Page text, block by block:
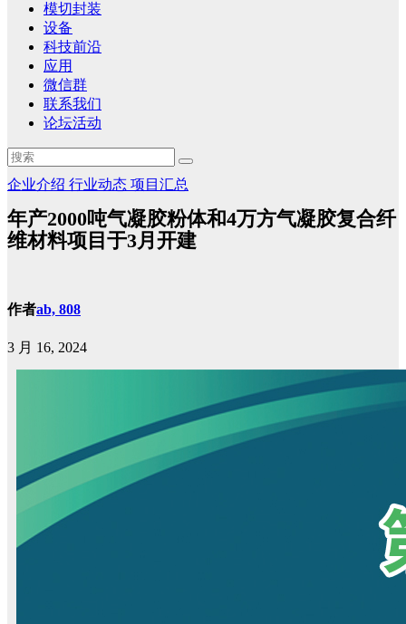
模切封装
设备
科技前沿
应用
微信群
联系我们
论坛活动
企业介绍 行业动态 项目汇总
年产2000吨气凝胶粉体和4万方气凝胶复合纤
维材料项目于3月开建
作者ab, 808
3 月 16, 2024